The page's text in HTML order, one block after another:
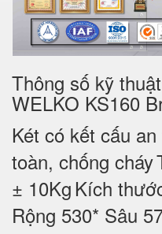
Thông số kỹ
WELKO KS160
Két có kết cấu
toàn, chống cháy
± 10Kg Kích
Rộng 530* Sâu